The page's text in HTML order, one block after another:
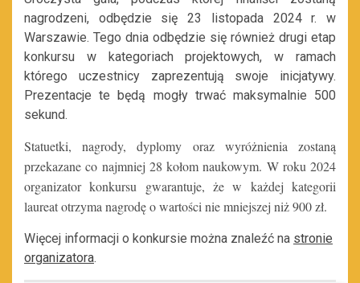
nagrodzeni, odbędzie się 23 listopada 2024 r. w
Warszawie. Tego dnia odbędzie się również drugi etap
konkursu w kategoriach projektowych, w ramach
którego uczestnicy zaprezentują swoje inicjatywy.
Prezentacje te będą mogły trwać maksymalnie 500
sekund.
Statuetki, nagrody, dyplomy oraz wyróżnienia zostaną
przekazane co najmniej 28 kołom naukowym. W roku 2024
organizator konkursu gwarantuje, że w każdej kategorii
laureat otrzyma nagrodę o wartości nie mniejszej niż 900 zł.
Więcej informacji o konkursie można znaleźć na stronie
organizatora.